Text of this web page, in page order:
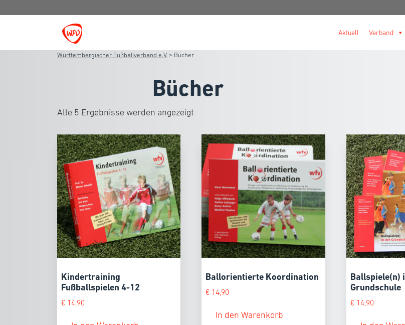
Aktuell Verband
Württembergischer Fußballverband e.V. > Bücher
Bücher
Alle 5 Ergebnisse werden angezeigt
Kindertraining
Fußballspielen 4-12
€ 14,90
Ballorientierte Koordination
€ 14,90
In den Warenkorb
Ballspiele(n)
Grundschule
€14,90